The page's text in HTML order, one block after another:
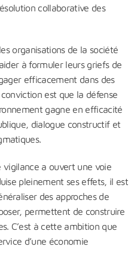
collaborative des
organisations de la société
à formuler leurs griefs de
efficacement dans des
est que la défense
gagne en efficacité
dialogue constructif et
vigilance a ouvert une voie
pleinement ses effets, il est
des approches de
permettent de construire
C’est à cette ambition que
d’une économie